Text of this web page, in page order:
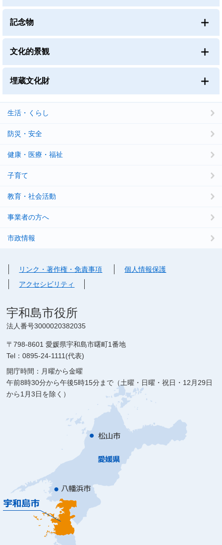
記念物
文化的景観
埋蔵文化財
生活・くらし
防災・安全
健康・医療・福祉
子育て
教育・社会活動
事業者の方へ
市政情報
リンク・著作権・免責事項
個人情報保護
アクセシビリティ
宇和島市役所
法人番号3000020382035
〒798-8601 愛媛県宇和島市曙町1番地
Tel：0895-24-1111(代表)
開庁時間：月曜から金曜
午前8時30分から午後5時15分まで（土曜・日曜・祝日・12月29日
から1月3日を除く）